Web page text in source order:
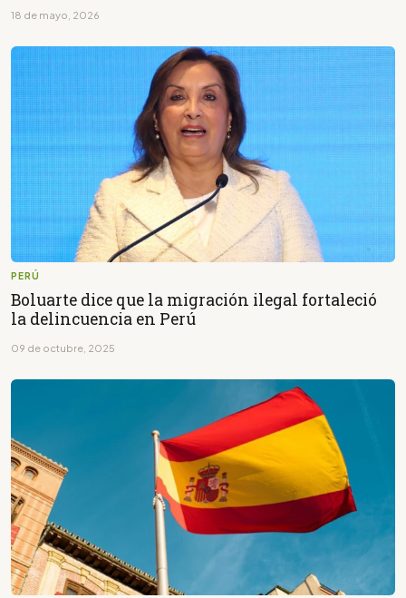
18 de mayo, 2026
PERÚ
Boluarte dice que la migración ilegal fortaleció
la delincuencia en Perú
09 de octubre, 2025